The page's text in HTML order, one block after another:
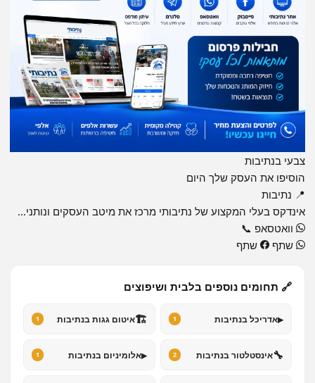
צבעי בנתיבות
הוסיפו את העסק שלך היום
📍 נתיבות
אינדקס בעלי המקצוע של נתיבותי מרכז את מיטב העסקים ונותני...
וואטסאפ 📞
שתף
שתף
🔗 תחומים נוספים בלבית ושיפוצים
▸אדריכל בנתיבות 1
🏗️איטום גגות בנתיבות 1
🔧אינסטלטור בנתיבות 2
▸אלומיניום בנתיבות 1